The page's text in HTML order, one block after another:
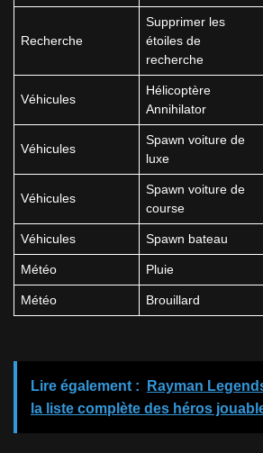
Recherche
Supprimer les
étoiles de
recherche
Véhicules
Hélicoptère
Annihilator
Véhicules
Spawn voiture de
luxe
Véhicules
Spawn voiture de
course
Véhicules Spawn bateau
Météo Pluie
Météo Brouillard
Lire également :
Rayman
la liste complète des héros